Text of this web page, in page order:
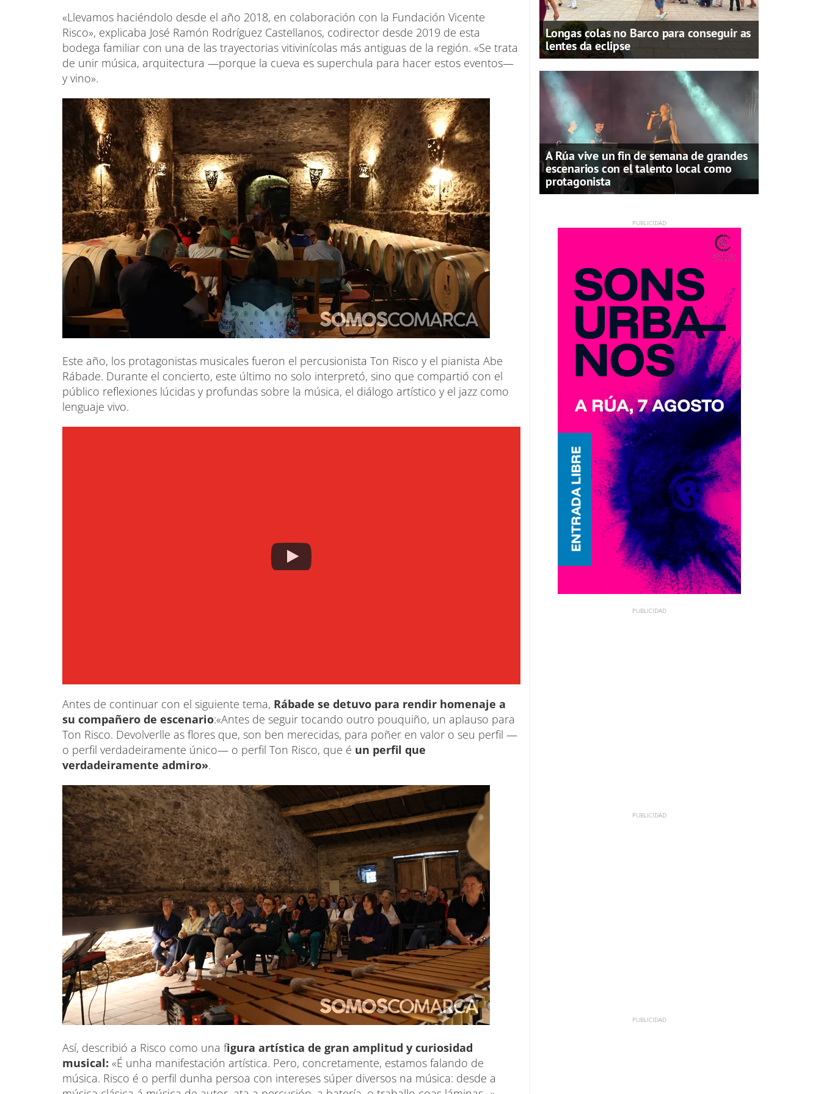
«Llevamos haciéndolo desde el año 2018, en colaboración con la Fundación Vicente
Risco», explicaba José Ramón Rodríguez Castellanos, codirector desde 2019 de esta
bodega familiar con una de las trayectorias vitivinícolas más antiguas de la región. «Se trata
de unir música, arquitectura —porque la cueva es superchula para hacer estos eventos—
y vino».
Este año, los protagonistas musicales fueron el percusionista Ton Risco y el pianista Abe
Rábade. Durante el concierto, este último no solo interpretó, sino que compartió con el
público reflexiones lúcidas y profundas sobre la música, el diálogo artístico y el jazz como
lenguaje vivo.
Antes de continuar con el siguiente tema, Rábade se detuvo para rendir homenaje a
su compañero de escenario:«Antes de seguir tocando outro pouquiño, un aplauso para
Ton Risco. Devolverlle as flores que, son ben merecidas, para poñer en valor o seu perfil —
o perfil verdadeiramente único— o perfil Ton Risco, que é un perfil que
verdadeiramente admiro».
Así, describió a Risco como una figura artística de gran amplitud y curiosidad
musical: «É unha manifestación artística. Pero, concretamente, estamos falando de
música. Risco é o perfil dunha persoa con intereses súper diversos na música: desde a
Longas colas no Barco para conseguir as
lentes da eclipse
A Rúa vive un fin de semana de grandes
escenarios con el talento local como
protagonista